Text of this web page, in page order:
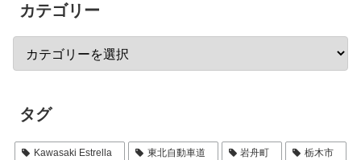
カテゴリー
タグ
Kawasaki Estrella 東北自動車道 岩舟町 栃木市